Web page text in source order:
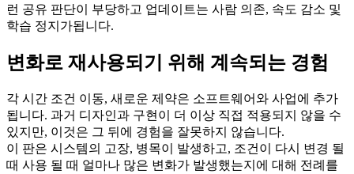
런 공유 판단이 부당하고 업데이트는 사람 의존, 속도 감소 및
학습 정지가됩니다.
변화로 재사용되기 위해 계속되는 경험
각 시간 조건 이동, 새로운 제약은 소프트웨어와 사업에 추가
됩니다. 과거 디자인과 구현이 더 이상 직접 적용되지 않을 수
있지만, 이것은 그 뒤에 경험을 잘못하지 않습니다.
이 판은 시스템의 고장, 병목이 발생하고, 조건이 다시 변경 될
때 사용 될 때 얼마나 많은 변화가 발생했는지에 대해 전례를